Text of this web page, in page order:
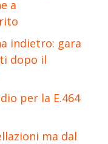
a
indietro: gara
dopo il
per la E.464
ma dal